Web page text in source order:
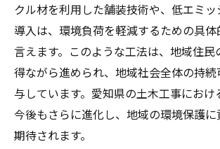
クル材を利用した舗装技術や、低エミ
導入は、環境負荷を軽減するための具体
言えます。このような工法は、地域住民
得ながら進められ、地域社会全体の持
与しています。愛知県の土木工事におけ
今後もさらに進化し、地域の環境保護
期待されます。